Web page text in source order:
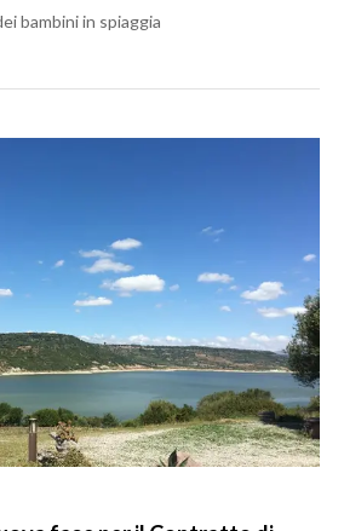
bambini in spiaggia